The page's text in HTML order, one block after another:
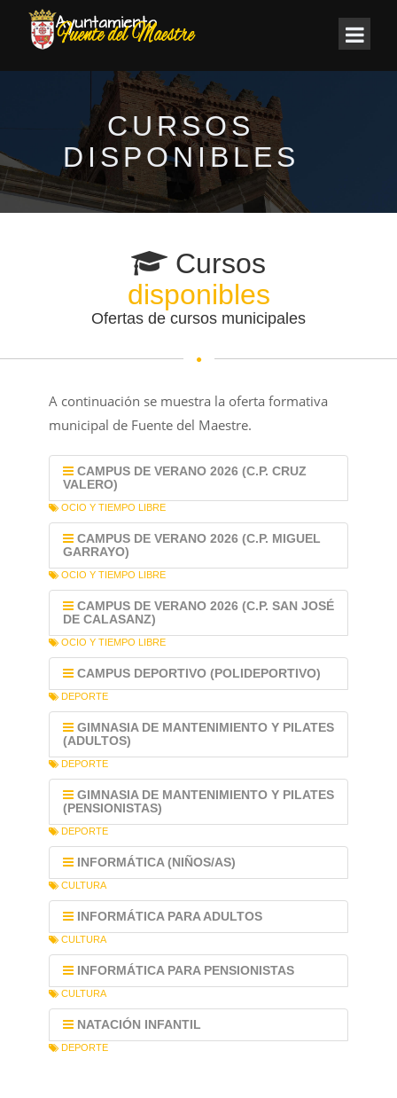
CURSOS
DISPONIBLES
Cursos
disponibles
Ofertas de cursos municipales
A continuación se muestra la oferta formativa
municipal de Fuente del Maestre.
CAMPUS DE VERANO 2026 (C.P. CRUZ
VALERO)
OCIO Y TIEMPO LIBRE
CAMPUS DE VERANO 2026 (C.P. MIGUEL
GARRAYO)
OCIO Y TIEMPO LIBRE
CAMPUS DE VERANO 2026 (C.P. SAN JOSÉ
DE CALASANZ)
OCIO Y TIEMPO LIBRE
CAMPUS DEPORTIVO (POLIDEPORTIVO)
DEPORTE
GIMNASIA DE MANTENIMIENTO Y PILATES
(ADULTOS)
DEPORTE
GIMNASIA DE MANTENIMIENTO Y PILATES
(PENSIONISTAS)
DEPORTE
INFORMÁTICA (NIÑOS/AS)
CULTURA
INFORMÁTICA PARA ADULTOS
CULTURA
INFORMÁTICA PARA PENSIONISTAS
CULTURA
NATACIÓN INFANTIL
DEPORTE